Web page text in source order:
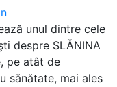
unul dintre cele
despre SLĂNINA
pe atât de
sănătate, mai ales